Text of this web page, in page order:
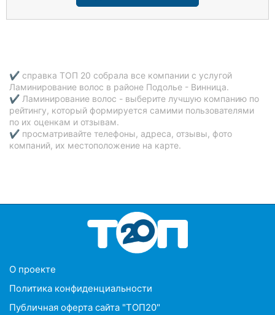
✔ справка ТОП 20 собрала все компании с услугой
Ламинирование волос в районе Подолье - Винница.
✔ Ламинирование волос - выберите лучшую компанию по
рейтингу, который формируется самими пользователями
по их оценкам и отзывам.
✔ просматривайте телефоны, адреса, отзывы, фото
компаний, их местоположение на карте.
O проекте
Политика конфиденциальности
Публичная оферта сайта "ТОП20"